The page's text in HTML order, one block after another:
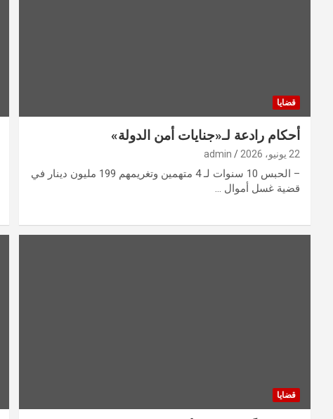
قضايا
أحكام رادعة لـ«جنايات أمن الدولة»
22 يونيو، 2026 admin
– الحبس 10 سنوات لـ 4 متهمين وتغريمهم 199 مليون دينار في
قضية غسل أموال …
قضايا